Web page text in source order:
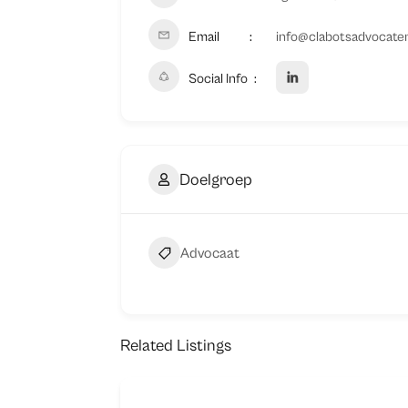
Email
Social Info
Doelgroep
Advocaat
Related Listings